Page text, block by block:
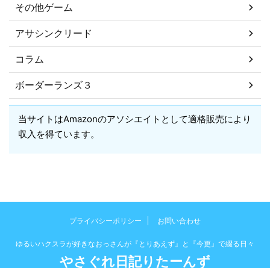
その他ゲーム
アサシンクリード
コラム
ボーダーランズ３
当サイトはAmazonのアソシエイトとして適格販売により
収入を得ています。
プライバシーポリシー お問い合わせ
ゆるいハクスラが好きなおっさんが『とりあえず』と『今更』で綴る日々
やさぐれ日記りたーんず